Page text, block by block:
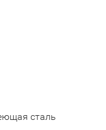
сталь